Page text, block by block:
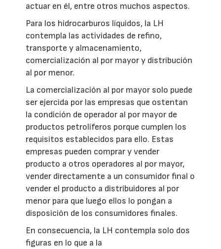
actuar en él, entre otros muchos aspectos.
Para los hidrocarburos líquidos, la LH
contempla las actividades de refino,
transporte y almacenamiento,
comercialización al por mayor y distribución
al por menor.
La comercialización al por mayor solo puede
ser ejercida por las empresas que ostentan
la condición de operador al por mayor de
productos petrolíferos porque cumplen los
requisitos establecidos para ello. Estas
empresas pueden comprar y vender
producto a otros operadores al por mayor,
vender directamente a un consumidor final o
vender el producto a distribuidores al por
menor para que luego ellos lo pongan a
disposición de los consumidores finales.
En consecuencia, la LH contempla solo dos
figuras en lo que a la